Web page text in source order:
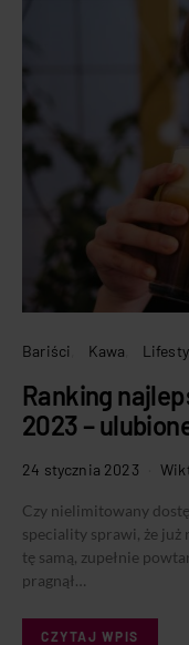
Bariści Kawa
Ranking
2023 –
24 stycznia 2023
Czy nielimitowany
speciality sprawi, że już
tę samą, zupełnie
pragnął…
CZYTAJ WPIS